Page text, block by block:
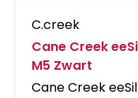
C.creek
Cane Creek
M5 Zwart
Cane Creek